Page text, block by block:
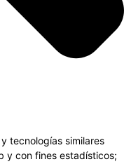
tecnologías similares
y con fines estadísticos;